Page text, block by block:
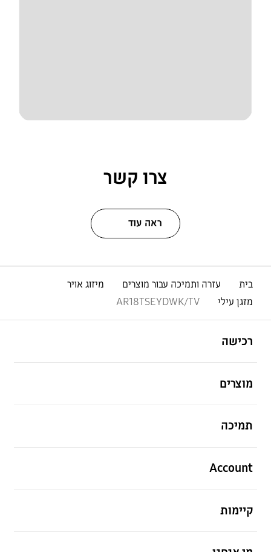
צרו קשר
ראה עוד
בית עזרה ותמיכה עבור מוצרים
מיזוג אויר
מזגן עילי
AR18TSEYDWK/TV
רכישה
מוצרים
תמיכה
Account
קיימות